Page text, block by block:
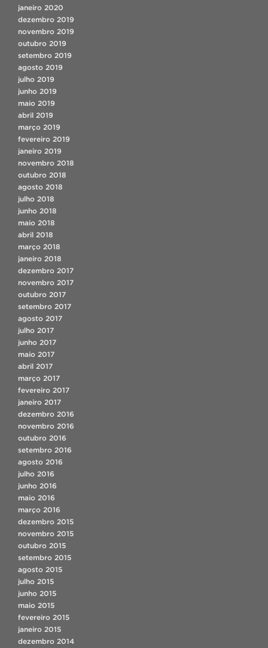
janeiro 2020
dezembro 2019
novembro 2019
outubro 2019
setembro 2019
agosto 2019
julho 2019
junho 2019
maio 2019
abril 2019
março 2019
fevereiro 2019
janeiro 2019
novembro 2018
outubro 2018
agosto 2018
julho 2018
junho 2018
maio 2018
abril 2018
março 2018
janeiro 2018
dezembro 2017
novembro 2017
outubro 2017
setembro 2017
agosto 2017
julho 2017
junho 2017
maio 2017
abril 2017
março 2017
fevereiro 2017
janeiro 2017
dezembro 2016
novembro 2016
outubro 2016
setembro 2016
agosto 2016
julho 2016
junho 2016
maio 2016
março 2016
dezembro 2015
novembro 2015
outubro 2015
setembro 2015
agosto 2015
julho 2015
junho 2015
maio 2015
fevereiro 2015
janeiro 2015
dezembro 2014